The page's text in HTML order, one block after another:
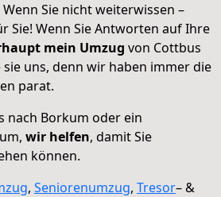
Sie nicht weiterwissen –
Sie! Wenn Sie Antworten auf Ihre
mein Umzug von Cottbus
uns, denn wir haben immer die
parat.
nach Borkum oder ein
wir helfen, damit Sie
können.
, Seniorenumzug, Tresor– &